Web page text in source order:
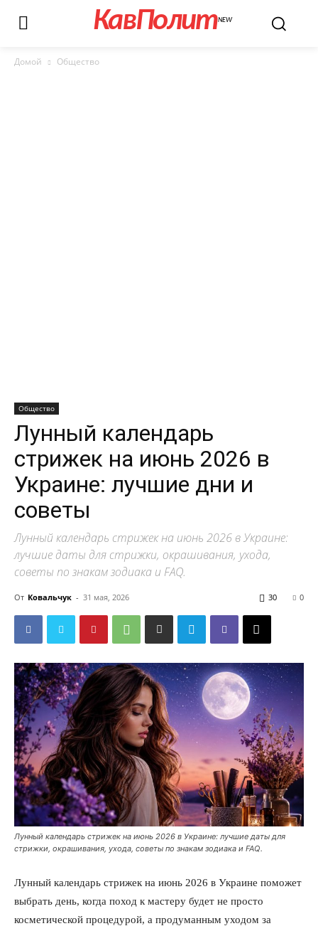
КавПолитNEW
Домой Общество
Общество
Лунный календарь
стрижек на июнь 2026 в
Украине: лучшие дни и
советы
Лунный календарь стрижек на июнь 2026 в Украине:
лучшие даты для стрижки, окрашивания, ухода,
советы по знакам зодиака и FAQ.
От Ковальчук - 31 мая, 2026 0
30
Лунный календарь стрижек на июнь 2026 в Украине: лучшие даты для
стрижки, окрашивания, ухода, советы по знакам зодиака и FAQ.
Лунный календарь стрижек на июнь 2026 в Украине поможет
выбрать день, когда поход к мастеру будет не просто
косметической процедурой, а продуманным уходом за